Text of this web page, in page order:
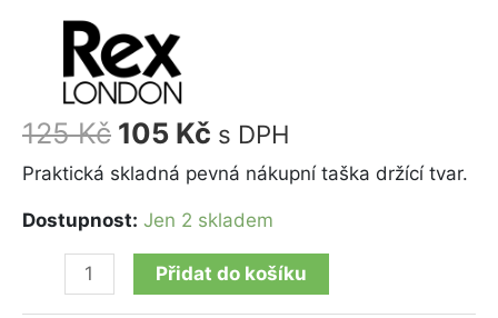
125Kč 105 Kč s DPH
Praktická skladná pevná nákupní taška držící tvar.
Dostupnost: Jen 2 skladem
Přidat do košíku